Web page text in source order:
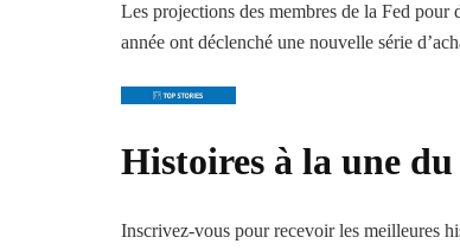
Les projections des membres de la Fed pour
année ont déclenché une nouvelle série
Histoires à la une
Inscrivez-vous pour recevoir les meilleures